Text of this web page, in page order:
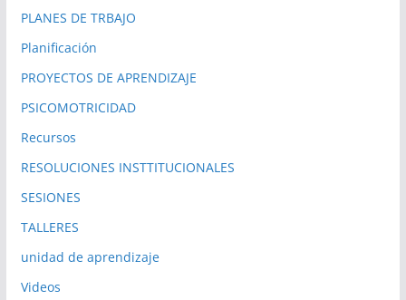
PLANES DE TRBAJO
Planificación
PROYECTOS DE APRENDIZAJE
PSICOMOTRICIDAD
Recursos
RESOLUCIONES INSTTITUCIONALES
SESIONES
TALLERES
unidad de aprendizaje
Videos